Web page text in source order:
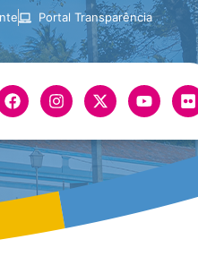
Portal Transparência